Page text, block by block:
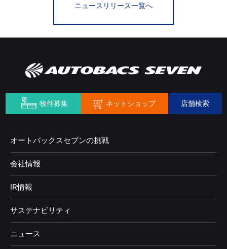
ニュースリリース一覧へ
物件募集 ネットショップ 店舗検索
オートバックスセブンの挑戦
会社情報
IR情報
サステナビリティ
ニュース